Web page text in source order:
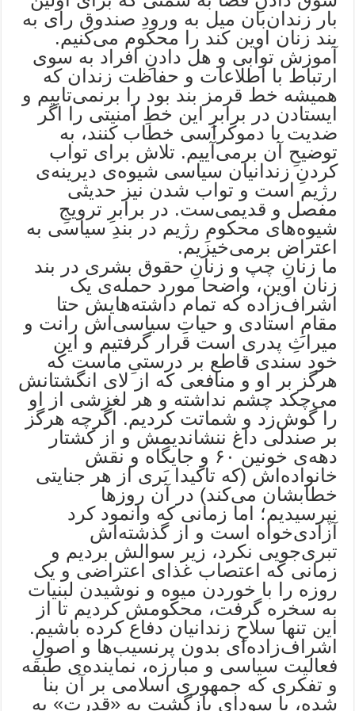
بار زندان‌بان میل به ورودِ صندوق رای به
بند زنان اوین کند را محکوم می‌کنیم.
آموزش توابی و هل دادنِ افراد به سوی
ارتباط با اطلاعات و حفاظت زندان که
همیشه خط قرمز بند بود را برنمی‌تابیم و
ایستادن در برابرِ این خطِ امنیتی را اگر
ضدیت با دموکراسی خطاب کنند، به
توضیحِ آن برمی‌آییم. تلاش برای تواب
کردنِ زندانیان سیاسی شیوه‌ی دیرینه‌ی
رژیم است و تواب شدن نیز حدیثی
مفصل و قدیمی‌ست. در برابرِ ترویجِ
شیوه‌های محکومِ رژیم در بندِ سیاسی به
اعتراض برمی‌خیزیم.
ما زنانِ چپ و زنانِ حقوق بشری در بند
زنان اوین، واضحا مورد حمله‌ی یک
اشراف‌زاده که تمام داشته‌هایش حتا
مقامِ استادی و حیاتِ سیاسی‌اش رانت و
میراثِ پدری است قرار گرفتیم و این
خود سندی قاطع بر درستیِ ماست که
هرگز بر او و منافعی که از لای انگشتانش
می‌چکد چشم نداشته و هر لغزشی از او
را گوش‌زد و شماتت کردیم. اگرچه هرگز
بر صندلی داغ ننشاندیمش و از کشتار
دهه‌ی خونین ۶۰ و جایگاه و نقش
خانواده‌اش (که تاکیدا بَری از هر جنایتی
خطابشان می‌کند) در آن روزها
نپرسیدیم؛ اما زمانی که وانمود کرد
آزادی‌خواه است و از گذشته‌اش
تبری‌جویی نکرد، زیر سوالش بردیم و
زمانی که اعتصاب غذای اعتراضی و یک
روزه را با خوردن میوه و نوشیدن لبنیات
به سخره گرفت، محکومش کردیم تا از
این تنها سلاحِ زندانیان دفاع کرده باشیم.
اشراف‌زاده‌ای بدون پرنسیب‌ها و اصولِ
فعالیت سیاسی و مبارزه، نماینده‌ی طبقه
و تفکری که جمهوری اسلامی بر آن بنا
شده، با سودایِ بازگشت به «قدرت» به